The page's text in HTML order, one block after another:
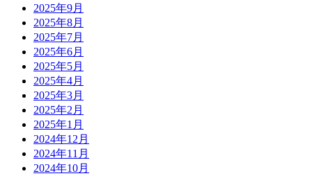
2025年9月
2025年8月
2025年7月
2025年6月
2025年5月
2025年4月
2025年3月
2025年2月
2025年1月
2024年12月
2024年11月
2024年10月